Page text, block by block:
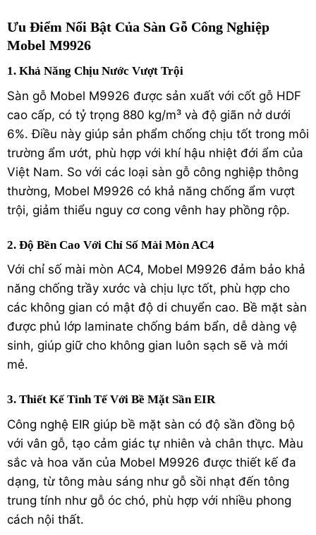
Ưu Điểm Nổi Bật Của Sàn Gỗ Công Nghiệp
Mobel M9926
1. Khả Năng Chịu Nước Vượt Trội
Sàn gỗ Mobel M9926 được sản xuất với cốt gỗ HDF
cao cấp, có tỷ trọng 880 kg/m³ và độ giãn nở dưới
6%. Điều này giúp sản phẩm chống chịu tốt trong môi
trường ẩm ướt, phù hợp với khí hậu nhiệt đới ẩm của
Việt Nam. So với các loại sàn gỗ công nghiệp thông
thường, Mobel M9926 có khả năng chống ẩm vượt
trội, giảm thiểu nguy cơ cong vênh hay phồng rộp.
2. Độ Bền Cao Với Chỉ Số Mài Mòn AC4
Với chỉ số mài mòn AC4, Mobel M9926 đảm bảo khả
năng chống trầy xước và chịu lực tốt, phù hợp cho
các không gian có mật độ di chuyển cao. Bề mặt sàn
được phủ lớp laminate chống bám bẩn, dễ dàng vệ
sinh, giúp giữ cho không gian luôn sạch sẽ và mới
mẻ.
3. Thiết Kế Tinh Tế Với Bề Mặt Sần EIR
Công nghệ EIR giúp bề mặt sàn có độ sần đồng bộ
với vân gỗ, tạo cảm giác tự nhiên và chân thực. Màu
sắc và hoa văn của Mobel M9926 được thiết kế đa
dạng, từ tông màu sáng như gỗ sồi nhạt đến tông
trung tính như gỗ óc chó, phù hợp với nhiều phong
cách nội thất.